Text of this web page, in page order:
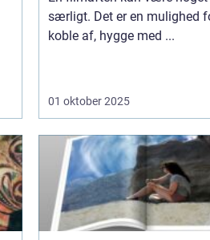
særligt. Det er en mulighed
koble af, hygge med ...
01 oktober 2025